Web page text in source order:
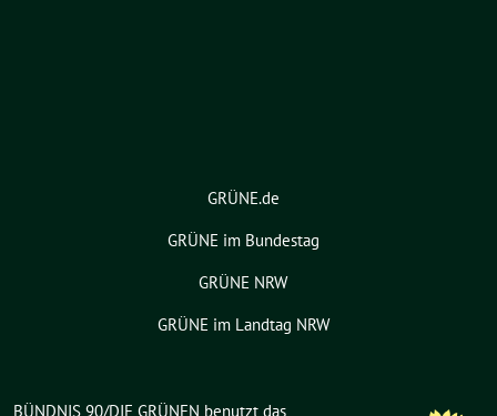
GRÜNE.de
GRÜNE im Bundestag
GRÜNE NRW
GRÜNE im Landtag NRW
BÜNDNIS 90/DIE GRÜNEN benutzt das